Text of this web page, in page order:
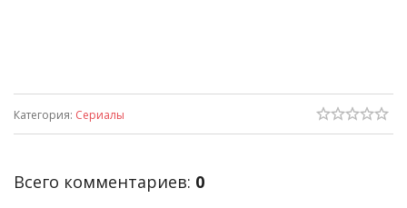
Категория: Сериалы
Всего комментариев: 0